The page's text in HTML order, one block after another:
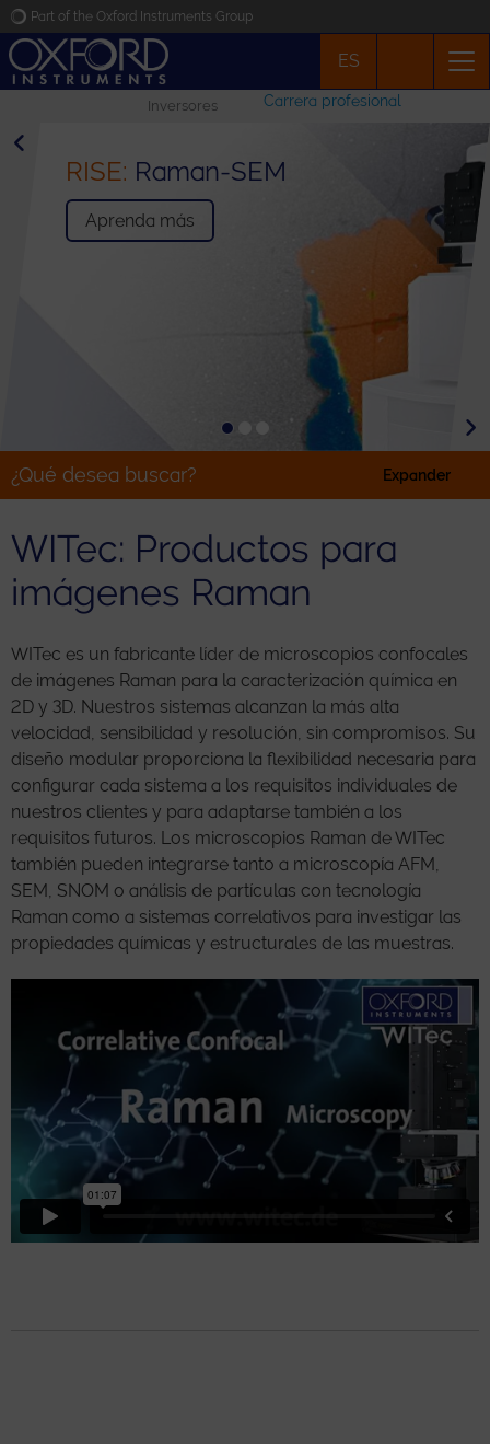
Part of the Oxford Instruments Group
ES
Inversores Carrera profesional
WITecalpha300
Semiconductor Edition
WITec Suite SEVEN
Software Released
¿Qué desea buscar? Expander
WITec: Productos para
imágenes Raman
WITec es un fabricante líder de microscopios confocales
de imágenes Raman para la caracterización química en
2D y 3D. Nuestros sistemas alcanzan la más alta
velocidad, sensibilidad y resolución, sin compromisos. Su
diseño modular proporciona la flexibilidad necesaria para
configurar cada sistema a los requisitos individuales de
nuestros clientes y para adaptarse también a los
requisitos futuros. Los microscopios Raman de WITec
también pueden integrarse tanto a microscopía AFM,
SEM, SNOM o análisis de partículas con tecnología
Raman como a sistemas correlativos para investigar las
propiedades químicas y estructurales de las muestras.